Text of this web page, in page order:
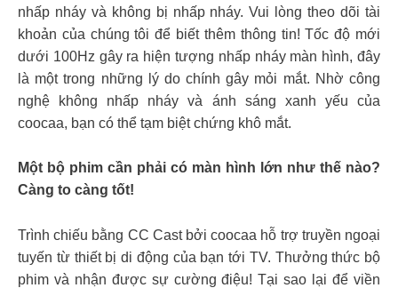
nhấp nháy và không bị nhấp nháy. Vui lòng theo dõi tài
khoản của chúng tôi để biết thêm thông tin! Tốc độ mới
dưới 100Hz gây ra hiện tượng nhấp nháy màn hình, đây
là một trong những lý do chính gây mỏi mắt. Nhờ công
nghệ không nhấp nháy và ánh sáng xanh yếu của
coocaa, bạn có thể tạm biệt chứng khô mắt.
Một bộ phim cần phải có màn hình lớn như thế nào?
Càng to càng tốt!
Trình chiếu bằng CC Cast bởi coocaa hỗ trợ truyền ngoại
tuyến từ thiết bị di động của bạn tới TV. Thưởng thức bộ
phim và nhận được sự cường điệu! Tại sao lại để viền